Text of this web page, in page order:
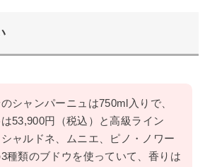
シャンパーニュは750ml入りで、
53,900円（税込）と高級ライン
シャルドネ、ムニエ、ピノ・ノワー
3種類のブドウを使っていて、香りは